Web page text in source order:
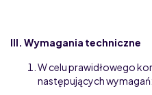
III. Wymagania techniczne
W celu prawidłowego
następujących wymagań: